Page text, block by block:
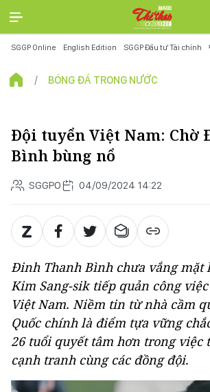
SGGP Online English Edition SGGP Đầu tư Tài chính
BÓNG ĐÁ TRONG NƯỚC
Đội tuyển Việt Nam: Chờ
Bình bùng nổ
SGGPO 04/09/2024 14:22
Đinh Thanh Bình chưa vắng mặt
Kim Sang-sik tiếp quản công
Việt Nam. Niềm tin từ nhà cầm
Quốc chính là điểm tựa vững
26 tuổi quyết tâm hơn trong việc
cạnh tranh cùng các đồng đội.